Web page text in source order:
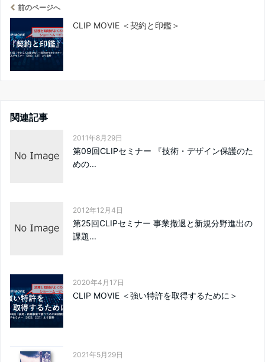
前のページへ
CLIP MOVIE ＜契約と印鑑＞
関連記事
2011年8月29日
第09回CLIPセミナー 『技術・デザイン保護のた
めの...
2012年12月4日
第25回CLIPセミナー 事業撤退と新規分野進出の
課題...
2020年4月17日
CLIP MOVIE ＜強い特許を取得するために＞
2021年5月29日